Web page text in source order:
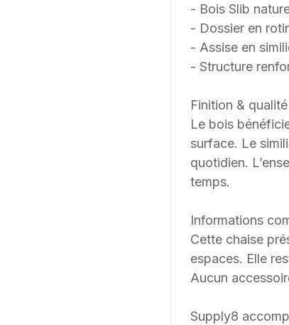
- Bois Slib
- Dossier en
- Assise en
- Structure
Finition & qualité
Le bois
surface. Le
quotidien.
temps.
Informations
Cette chaise
espaces. Elle
Aucun
Supply8